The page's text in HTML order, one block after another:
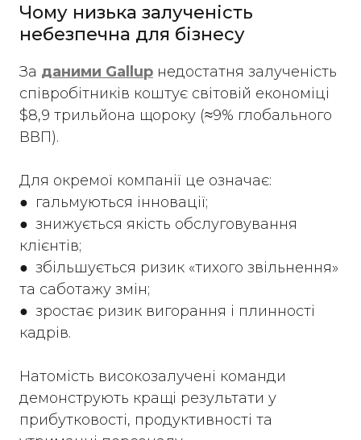
Чому низька залученість
небезпечна для бізнесу
За даними Gallup недостатня залученість
співробітників коштує світовій економіці
$8,9 трильйона щороку (≈9% глобального
ВВП).
Для окремої компанії це означає:
● гальмуються інновації;
● знижується якість обслуговування
клієнтів;
● збільшується ризик «тихого звільнення»
та саботажу змін;
● зростає ризик вигорання і плинності
кадрів.
Натомість високозалучені команди
демонструють кращі результати у
прибутковості, продуктивності та